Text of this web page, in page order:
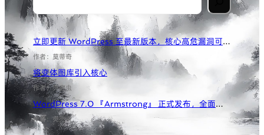
e
a
r
c
h
立即更新 WordPress 至最新版本，核心高危漏洞可一键黑掉你的网站！
作者：莫蒂奇
将变体图库引入核心
作者：壳壳虫
WordPress 7.0 『Armstrong』 正式发布，全面转向为 AI 基础设施
作者：壳壳虫